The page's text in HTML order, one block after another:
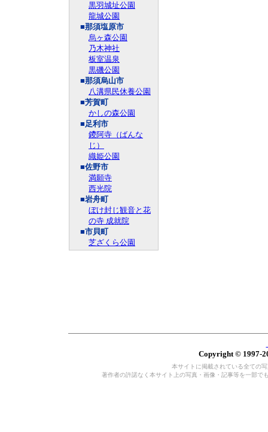
黒羽城址公園
龍城公園
■那須塩原市
烏ヶ森公園
乃木神社
板室温泉
黒磯公園
■那須烏山市
八溝県民休養公園
■芳賀町
かしの森公園
■足利市
鑁阿寺（ばんな
じ）
織姫公園
■佐野市
満願寺
西光院
■岩舟町
ぼけ封じ観音と花
の寺 成就院
■市貝町
芝ざくら公園
Copyright © 1997-
本サイトに掲載されている全ての
著作者の許諾なく本サイト上の写真・画像・記事等を一部で